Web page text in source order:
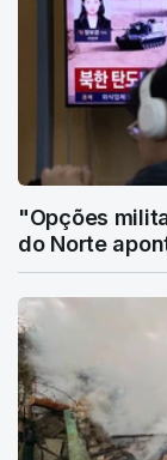
"Opções
do Norte